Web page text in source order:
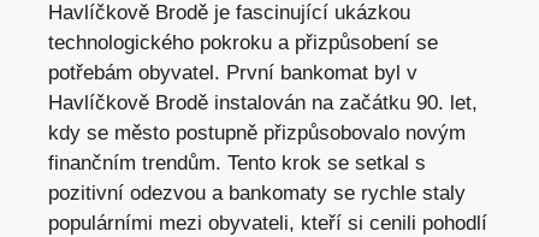
Havlíčkově Brodě je fascinující ukázkou
technologického pokroku a přizpůsobení se
potřebám obyvatel. První bankomat byl v
Havlíčkově Brodě instalován na začátku 90. let,
kdy se město postupně přizpůsobovalo novým
finančním trendům. Tento krok se setkal s
pozitivní odezvou a bankomaty se rychle staly
populárními mezi obyvateli, kteří si cenili pohodlí